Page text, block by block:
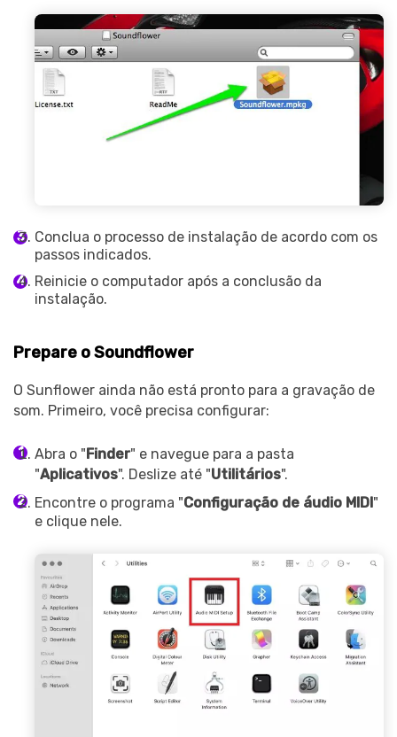
Conclua o processo de instalação de acordo com os
passos indicados.
Reinicie o computador após a conclusão da
instalação.
Prepare o Soundflower
O Sunflower ainda não está pronto para a gravação de
som. Primeiro, você precisa configurar:
Abra o "Finder" e navegue para a pasta
"Aplicativos". Deslize até "Utilitários".
Encontre o programa "Configuração de áudio MIDI"
e clique nele.